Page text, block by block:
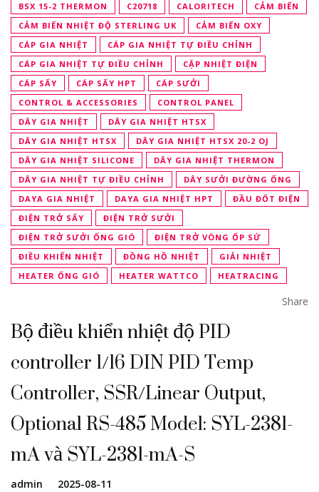
BSX 15-2 THERMON
C20718 CALORITECH
CẢM BIẾN
CẢM BIẾN NHIỆT ĐỘ STERLING UK
CẢM BIẾN OXY
CÁP GIA NHIỆT
CÁP GIA NHIỆT TỰ ĐIỀU CHỈNH
CÁP GIA NHIỆT TỰ ĐIỀU CHỈNH
CẶP NHIỆT ĐIỆN
CÁP SẤY
CÁP SẤY HPT
CÁP SƯỞI
CONTROL & ACCESSORIES
CONTROL PANEL
DÂY GIA NHIỆT
DÂY GIA NHIỆT HTSX
DÂY GIA NHIỆT HTSX
DÂY GIA NHIỆT HTSX 20-2 OJ
DÂY GIA NHIỆT SILICONE
DÂY GIA NHIỆT THERMON
DÂY GIA NHIỆT TỰ ĐIỀU CHỈNH
DÂY SƯỞI ĐƯỜNG ỐNG
DAYA GIA NHIỆT
DAYA GIA NHIỆT HPT
ĐẦU ĐỐT ĐIỆN
ĐIỆN TRỞ SẤY
ĐIỆN TRỞ SƯỞI
ĐIỆN TRỞ SƯỞI ỐNG GIÓ
ĐIỆN TRỞ VÒNG ỐP SỨ
ĐIỀU KHIỂN NHIỆT
ĐỒNG HỒ NHIỆT
GIẢI NHIỆT
HEATER ỐNG GIÓ
HEATER WATTCO HEATRACING
Share
Bộ điều khiển nhiệt độ PID
controller 1/16 DIN PID Temp
Controller, SSR/Linear Output,
Optional RS-485 Model: SYL-2381-
mA và SYL-2381-mA-S
admin 2025-08-11